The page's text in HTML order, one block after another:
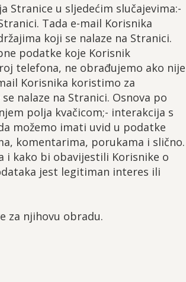
Stranice u sljedećim slučajevima:-
Tada e-mail Korisnika
koji se nalaze na Stranici.
podatke koje Korisnik
telefona, ne obrađujemo ako nije
Korisnika koristimo za
nalaze na Stranici. Osnova po
polja kvačicom;- interakcija s
možemo imati uvid u podatke
komentarima, porukama i slično.
i kako bi obavijestili Korisnike o
jest legitiman interes ili
za njihovu obradu.